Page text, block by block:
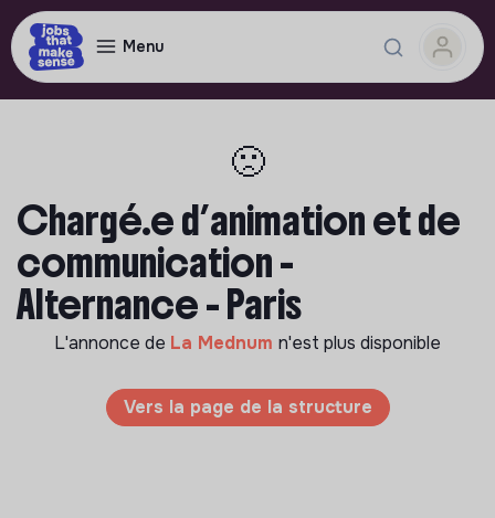
Menu
🙁
Chargé.e d’animation et de
communication -
Alternance - Paris
L'annonce de La Mednum n'est plus disponible
Vers la page de la structure